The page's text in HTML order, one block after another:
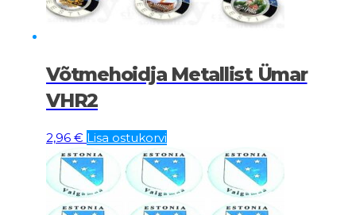
Võtmehoidja Metallist Ümar
VHR2
2,96 € Lisa ostukorvi